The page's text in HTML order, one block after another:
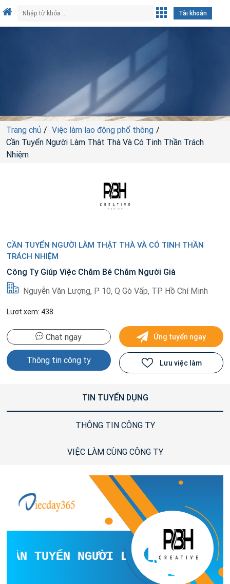
Tài khoản
Trang chủ
Việc làm lao động phổ thông
Cần Tuyển Người Làm Thật Thà Và Có Tinh Thần Trách
Nhiệm
CẦN TUYỂN NGƯỜI LÀM THẬT THÀ VÀ CÓ TINH THẦN
TRÁCH NHIỆM
Công Ty Giúp Việc Chăm Bé Chăm Người Già
Nguyễn Văn Lượng, P 10, Q Gò Vấp, TP Hồ Chí Minh
Lượt xem: 438
Chat ngay
Thông tin công ty
Ứng tuyển ngay
Lưu việc làm
TIN TUYỂN DỤNG
THÔNG TIN CÔNG TY
VIỆC LÀM CÙNG CÔNG TY
TUYỂN NGƯỜI LÀM THẬT THÀ VÀ